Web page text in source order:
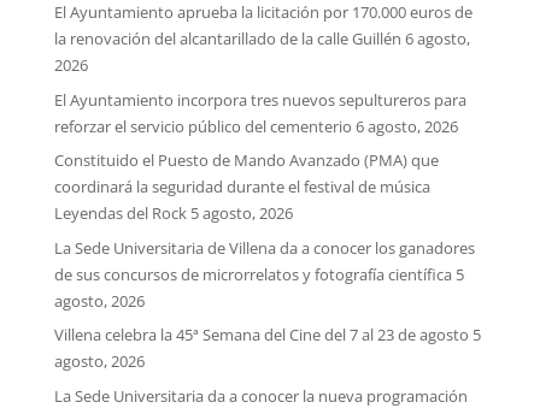
El Ayuntamiento aprueba la licitación por 170.000 euros de
la renovación del alcantarillado de la calle Guillén 6 agosto,
2026
El Ayuntamiento incorpora tres nuevos sepultureros para
reforzar el servicio público del cementerio 6 agosto, 2026
Constituido el Puesto de Mando Avanzado (PMA) que
coordinará la seguridad durante el festival de música
Leyendas del Rock 5 agosto, 2026
La Sede Universitaria de Villena da a conocer los ganadores
de sus concursos de microrrelatos y fotografía científica 5
agosto, 2026
Villena celebra la 45ª Semana del Cine del 7 al 23 de agosto 5
agosto, 2026
La Sede Universitaria da a conocer la nueva programación